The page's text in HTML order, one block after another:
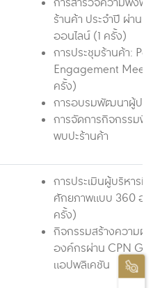
ร้านค้า ประจำปี ผ่านร
ออนไลน์ (1 ครั้ง)
การประชุมร้านค้า:
Engagement
ครั้ง)
การอบรมพัฒนาผู้ปร
การจัดการกิจกรรมพิ
พบปะร้านค้า
การประเมินผู้บริหารที่
ศักยภาพแบบ 360 อง
ครั้ง)
กิจกรรมสร้างความผู
องค์กรผ่าน CPN
แอปพลิเคชัน